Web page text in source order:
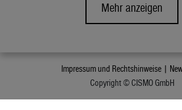
Mehr anzeigen
Impressum und Rechtshinweise |
Copyright © CISMO GmbH